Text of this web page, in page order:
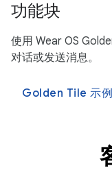
功能块
使用 Wear OS
对话或发送消息。
Golden Tile 示例